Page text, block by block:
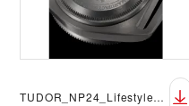
TUDOR_NP24_Lifestyle_Pelagos_FXD_GMT_17